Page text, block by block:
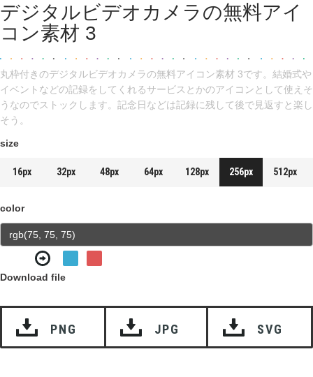
デジタルビデオカメラの無料アイ
コン素材 3
丸枠付きのデジタルビデオカメラの無料アイコン素材 3です。結婚式や
イベントなどの記録をしてくれるサービスとかのアイコンとして使えそ
うなのでストックします。記念日などは記録に残して後で見返すと楽し
そう。
size
16px 32px 48px 64px 128px 256px 512px
color
Download file
PNG JPG SVG